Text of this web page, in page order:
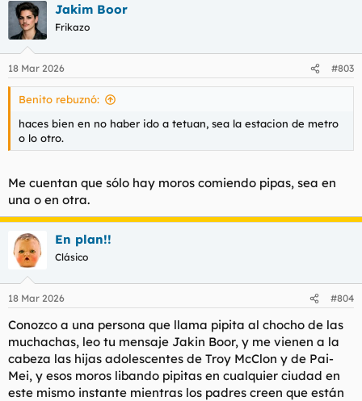
Jakim Boor
Frikazo
18 Mar 2026 #803
Benito rebuznó:
haces bien en no haber ido a tetuan, sea la estacion de metro
o lo otro.
Me cuentan que sólo hay moros comiendo pipas, sea en
una o en otra.
En plan!!
Clásico
18 Mar 2026 #804
Conozco a una persona que llama pipita al chocho de las
muchachas, leo tu mensaje Jakin Boor, y me vienen a la
cabeza las hijas adolescentes de Troy McClon y de Pai-
Mei, y esos moros libando pipitas en cualquier ciudad en
este mismo instante mientras los padres creen que están